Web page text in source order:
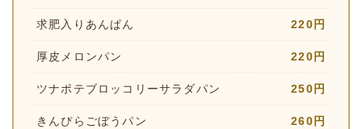
求肥入りあんぱん 220円
厚皮メロンパン 220円
ツナポテブロッコリーサラダパン 250円
きんぴらごぼうパン 260円